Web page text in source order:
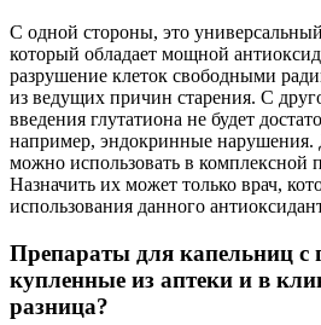
С одной стороны, это
который обладает мощной
разрушение клеток свободными
из ведущих причин старения. С
введения глутатиона не будет
например, эндокринные
можно использовать в комплексной
Назначить их может только врач,
использования данного
Препараты для капельниц с
купленные из аптеки и в
разница?